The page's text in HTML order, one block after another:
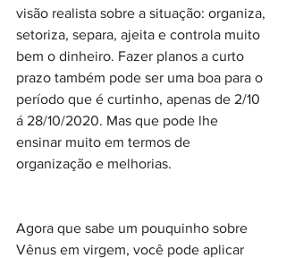
visão realista sobre a situação: organiza,
setoriza, separa, ajeita e controla muito
bem o dinheiro. Fazer planos a curto
prazo também pode ser uma boa para o
período que é curtinho, apenas de 2/10
á 28/10/2020. Mas que pode lhe
ensinar muito em termos de
organização e melhorias.
Agora que sabe um pouquinho sobre
Vênus em virgem, você pode aplicar